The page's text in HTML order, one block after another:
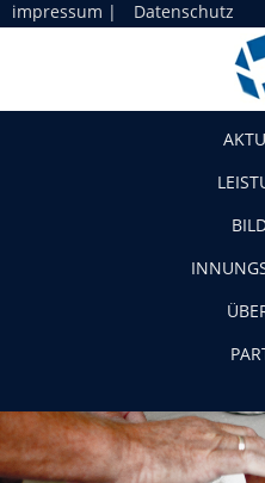
impressum | Datenschutz